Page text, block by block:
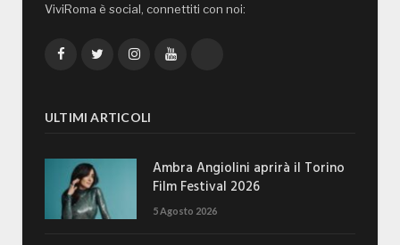
ViviRoma è social, connettiti con noi:
FacebookTwitterInstagramYouTube
ULTIMI ARTICOLI
Ambra Angiolini aprirà il Torino
Film Festival 2026
5 Agosto 2026